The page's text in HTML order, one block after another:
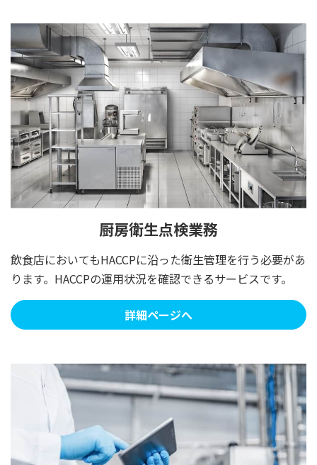
厨房衛生点検業務
飲食店においてもHACCPに沿った衛生管理を行う必要があ
ります。HACCPの運用状況を確認できるサービスです。
詳細ページへ